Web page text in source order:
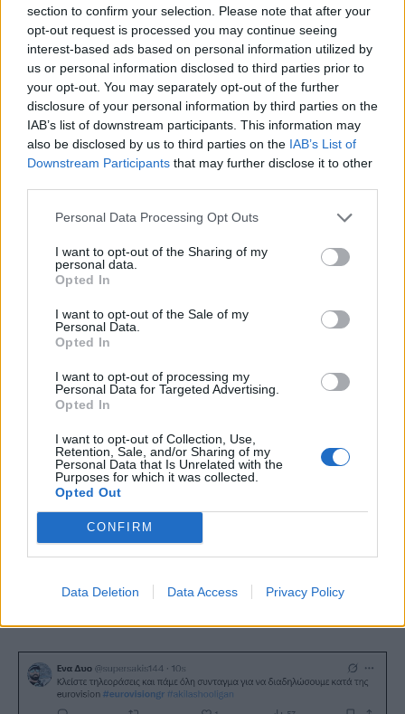
section to confirm your selection. Please note that after your
opt-out request is processed you may continue seeing
interest-based ads based on personal information utilized by
us or personal information disclosed to third parties prior to
your opt-out. You may separately opt-out of the further
disclosure of your personal information by third parties on the
IAB’s list of downstream participants. This information may
also be disclosed by us to third parties on the IAB’s List of
Downstream Participants that may further disclose it to other
Personal Data Processing Opt Outs
I want to opt-out of the Sharing of my
personal data.
Opted In
I want to opt-out of the Sale of my
Personal Data.
Opted In
I want to opt-out of processing my
Personal Data for Targeted Advertising.
Opted In
I want to opt-out of Collection, Use,
Retention, Sale, and/or Sharing of my
Personal Data that Is Unrelated with the
Purposes for which it was collected.
Opted Out
CONFIRM
Data Deletion Data Access Privacy Policy
Πρώτη στις επιτροπές ήταν η Βουλγαρία με
204 βαθμούς και αναμέναμε πια το televoting.
https://www.instagram.com/p/DYarFk2C0vv/
Το televoting όμως τα άλλαξε όλα.
147 βαθμούς από το televoting πήρε το Ferto,
ενώ την ίδια στιγμή Μολδαβία και Ρουμανία
αφήνοντάς μας, άφωνους. Η Φιλανδία που
ήταν το μεγάλο φαβορί στα στοιχήματα δεν
κατάφερε να φτάσει στην κορυφή.
και η Βουλγαρία με τη δεύτερη να νικά
κάνοντας τη μεγάλη ανατροπή.
https://www.instagram.com/reel/DYaujdRkpW
Στο Χ είχαμε διαμαρτυρίες για τη βαθμολογία
των επιτροπών και πραγματικά ήταν κάτι που η
ελληνική αποστολή σε καμία περίπτωση δεν